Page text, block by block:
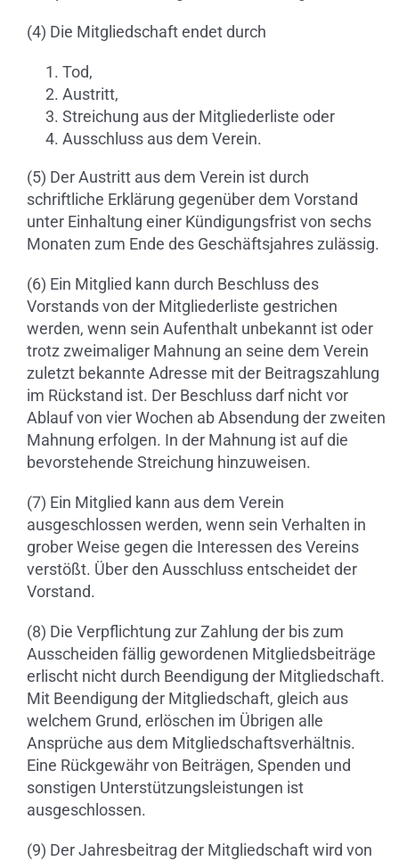
(4) Die Mitgliedschaft endet durch
Tod,
Austritt,
Streichung aus der Mitgliederliste oder
Ausschluss aus dem Verein.
(5) Der Austritt aus dem Verein ist durch
schriftliche Erklärung gegenüber dem Vorstand
unter Einhaltung einer Kündigungsfrist von sechs
Monaten zum Ende des Geschäftsjahres zulässig.
(6) Ein Mitglied kann durch Beschluss des
Vorstands von der Mitgliederliste gestrichen
werden, wenn sein Aufenthalt unbekannt ist oder
trotz zweimaliger Mahnung an seine dem Verein
zuletzt bekannte Adresse mit der Beitragszahlung
im Rückstand ist. Der Beschluss darf nicht vor
Ablauf von vier Wochen ab Absendung der zweiten
Mahnung erfolgen. In der Mahnung ist auf die
bevorstehende Streichung hinzuweisen.
(7) Ein Mitglied kann aus dem Verein
ausgeschlossen werden, wenn sein Verhalten in
grober Weise gegen die Interessen des Vereins
verstößt. Über den Ausschluss entscheidet der
Vorstand.
(8) Die Verpflichtung zur Zahlung der bis zum
Ausscheiden fällig gewordenen Mitgliedsbeiträge
erlischt nicht durch Beendigung der Mitgliedschaft.
Mit Beendigung der Mitgliedschaft, gleich aus
welchem Grund, erlöschen im Übrigen alle
Ansprüche aus dem Mitgliedschaftsverhältnis.
Eine Rückgewähr von Beiträgen, Spenden und
sonstigen Unterstützungsleistungen ist
ausgeschlossen.
(9) Der Jahresbeitrag der Mitgliedschaft wird von